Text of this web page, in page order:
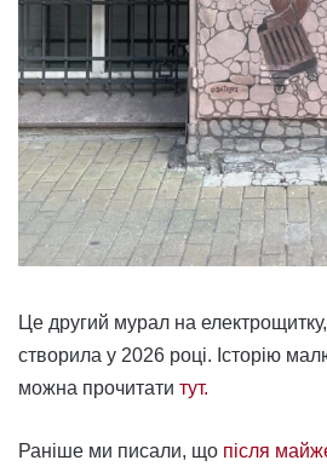
Це другий мурал на
створила у 2026 році. Історію
можна прочитати тут.
Раніше ми писали, що після